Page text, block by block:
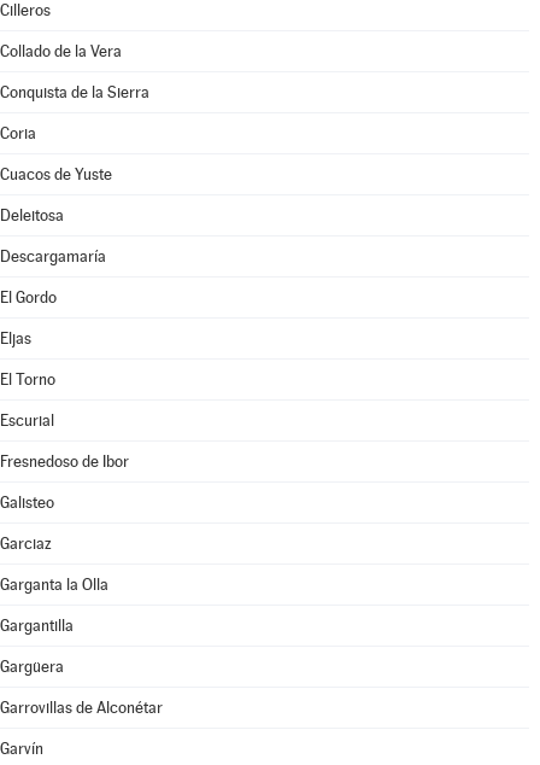
Cilleros
Collado de la Vera
Conquista de la Sierra
Coria
Cuacos de Yuste
Deleitosa
Descargamaría
El Gordo
Eljas
El Torno
Escurial
Fresnedoso de Ibor
Galisteo
Garciaz
Garganta la Olla
Gargantilla
Gargüera
Garrovillas de Alconétar
Garvín